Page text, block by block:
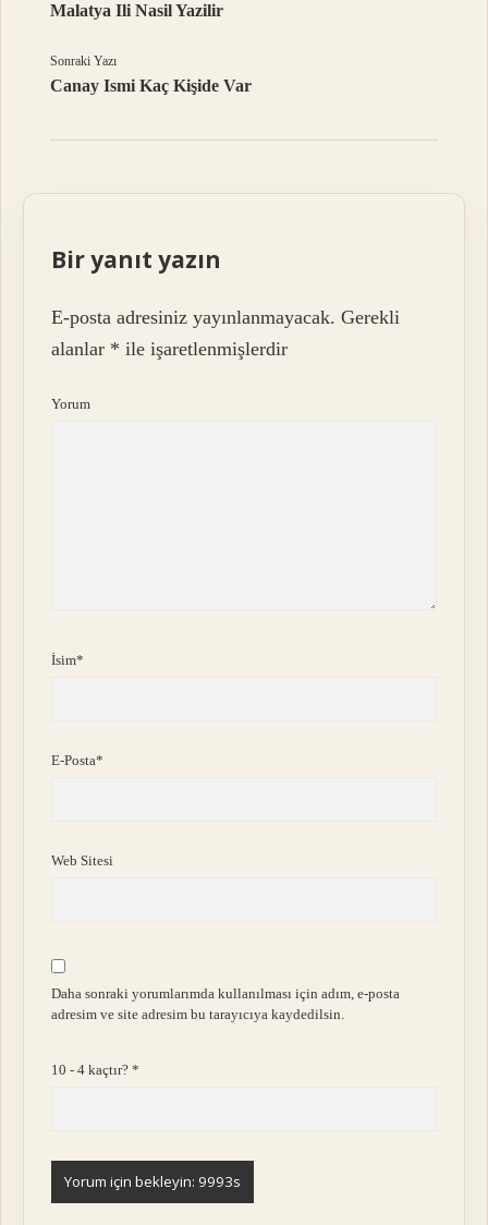
Malatya Ili Nasil Yazilir
Sonraki Yazı
Canay Ismi Kaç Kişide Var
Bir yanıt yazın
E-posta adresiniz yayınlanmayacak. Gerekli
alanlar * ile işaretlenmişlerdir
Yorum
İsim*
E-Posta*
Web Sitesi
Daha sonraki yorumlarımda kullanılması için adım, e-posta
adresim ve site adresim bu tarayıcıya kaydedilsin.
10 - 4 kaçtır?*